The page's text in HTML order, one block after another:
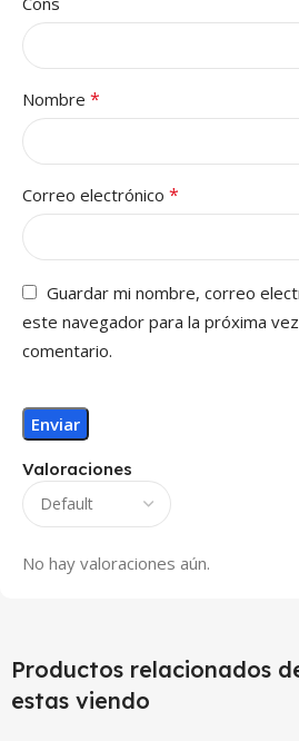
Valoraciones
No hay valoraciones aún.
Nombre *
Correo electrónico *
Guardar mi nombre, correo
este navegador para la próxima
comentario.
Productos relacionados
estas viendo